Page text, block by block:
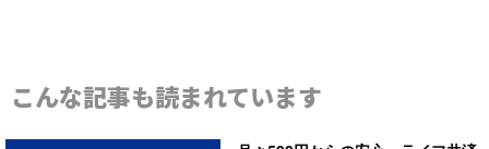
こんな記事も読まれています